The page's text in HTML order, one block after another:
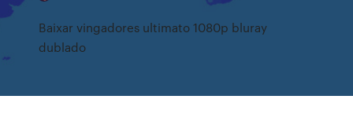
Baixar vingadores ultimato 1080p bluray
dublado